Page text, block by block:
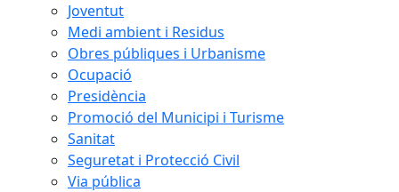
Joventut
Medi ambient i Residus
Obres públiques i Urbanisme
Ocupació
Presidència
Promoció del Municipi i Turisme
Sanitat
Seguretat i Protecció Civil
Via pública